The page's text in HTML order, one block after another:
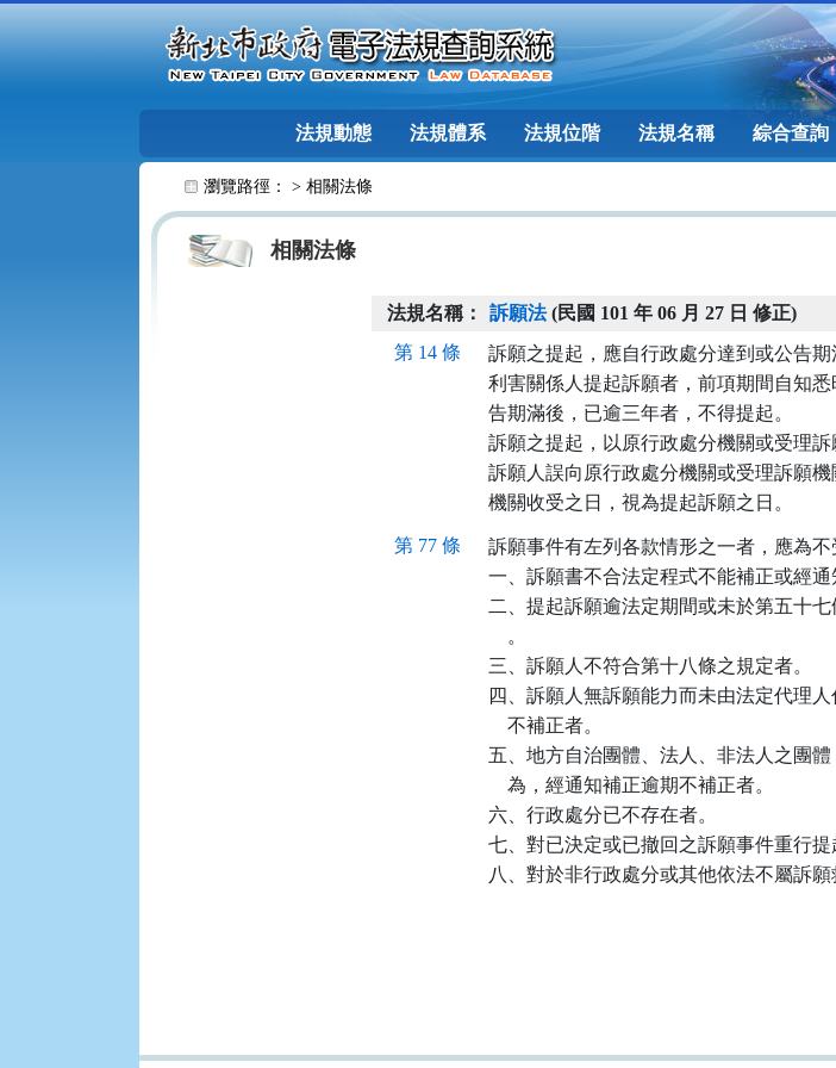
法規動態 法規體系 法規位階 法規名稱 綜合查詢
瀏覽路徑： > 相關法條
相關法條
法規名稱： 訴願法(民國 101 年 06 月 27 日 修正)
第 14 條
訴願之提起，應自行政處分達到或公告期
利害關係人提起訴願者，前項期間自知
告期滿後，已逾三年者，不得提起。
訴願之提起，以原行政處分機關或受理訴
訴願人誤向原行政處分機關或受理訴願
機關收受之日，視為提起訴願之日。
第 77 條
訴願事件有左列各款情形之一者，應為不
一、訴願書不合法定程式不能補正或經通
二、提起訴願逾法定期間或未於第五十
    。
三、訴願人不符合第十八條之規定者。
四、訴願人無訴願能力而未由法定代理
    不補正者。
五、地方自治團體、法人、非法人之團
    為，經通知補正逾期不補正者。
六、行政處分已不存在者。
七、對已決定或已撤回之訴願事件重行提
八、對於非行政處分或其他依法不屬訴